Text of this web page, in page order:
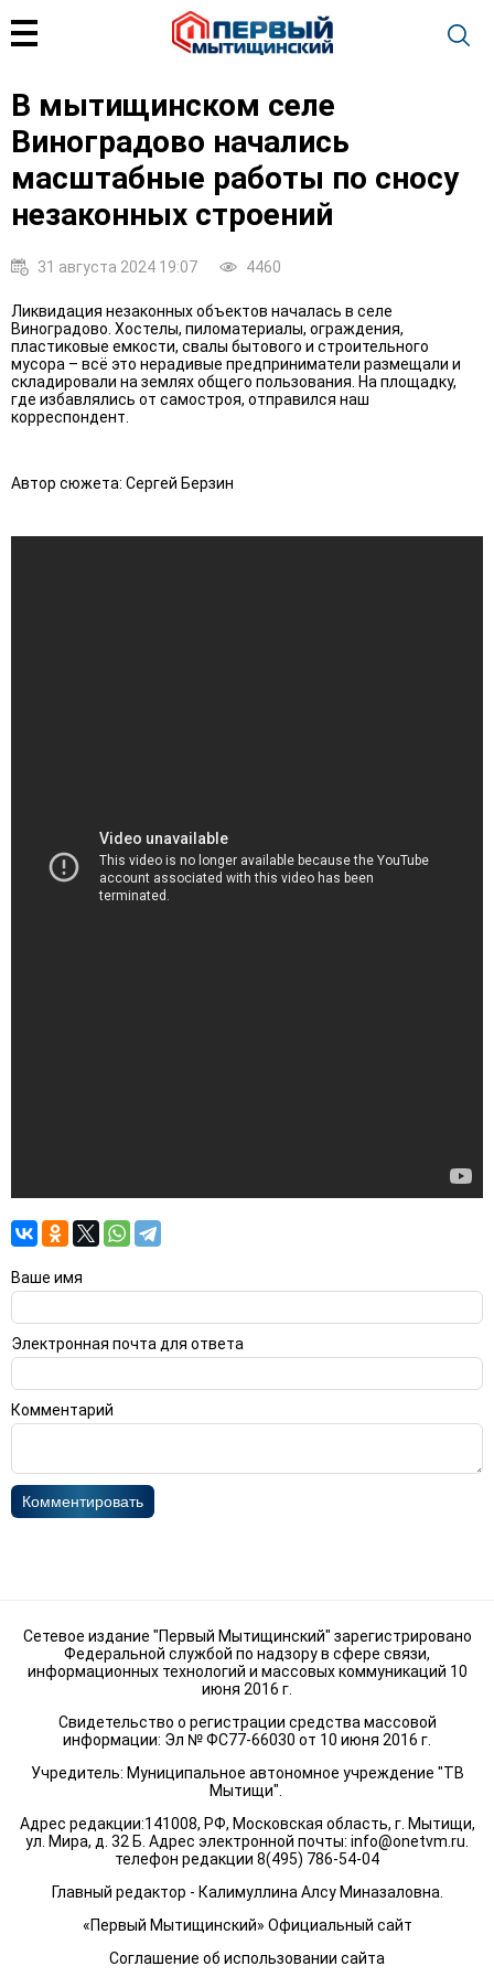
В мытищинском селе
Виноградово начались
масштабные работы по сносу
незаконных строений
31 августа 2024 19:07 4460
Ликвидация незаконных объектов началась в селе
Виноградово. Хостелы, пиломатериалы, ограждения,
пластиковые емкости, свалы бытового и строительного
мусора – всё это нерадивые предприниматели размещали и
складировали на землях общего пользования. На площадку,
где избавлялись от самостроя, отправился наш
корреспондент.
Автор сюжета: Сергей Берзин
Ваше имя
Электронная почта для ответа
Комментарий
Комментировать
Сетевое издание "Первый Мытищинский" зарегистрировано
Федеральной службой по надзору в сфере связи,
информационных технологий и массовых коммуникаций 10
июня 2016 г.
Свидетельство о регистрации средства массовой
информации: Эл № ФС77-66030 от 10 июня 2016 г.
Учредитель: Муниципальное автономное учреждение "ТВ
Мытищи".
Адрес редакции:141008, РФ, Московская область, г. Мытищи,
ул. Мира, д. 32 Б. Адрес электронной почты: info@onetvm.ru
телефон редакции 8(495) 786-54-04
Главный редактор - Калимуллина Алсу Миназаловна.
«Первый Мытищинский» Официальный сайт
Соглашение об использовании сайта